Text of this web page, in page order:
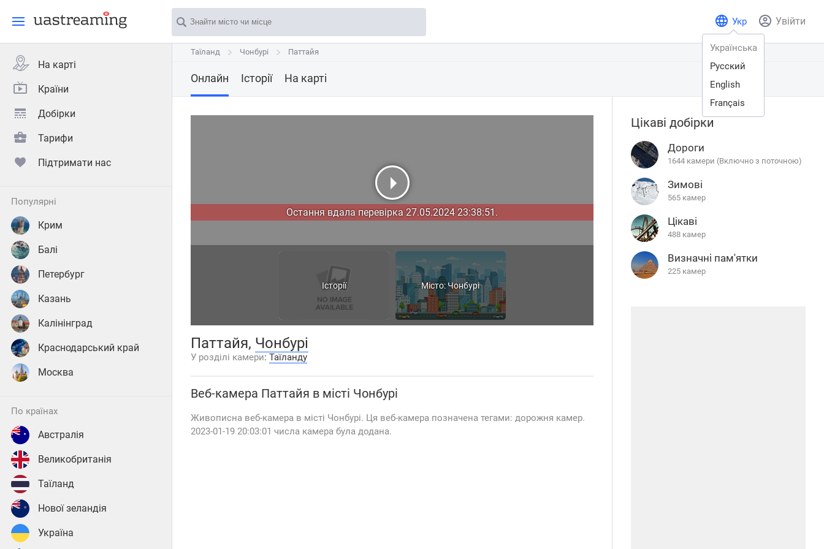
Увійти
Укр
Українська
Русский
English
Français
На карті
Країни
Добірки
Тарифи
Підтримати нас
популярні
Крим
Балі
Петербург
Казань
Калінінград
Краснодарський край
Москва
по країнах
Австралія
Великобританія
Таїланд
Нової зеландія
Україна
Таїланд Чонбурі Паттайя
Таїланд Чонбурі Паттайя
Онлайн Історії На карті
Остання вдала перевірка 27.05.2024 23:38:51.
Історії Місто: Чонбурі
Паттайя, Чонбурі
У розділі камери: Таїланду
Веб-камера Паттайя в місті Чонбурі
Живописна веб-камера в місті Чонбурі. Ця веб-камера позначена тегами: дорожня камер.
2023-01-19 20:03:01 числа камера була додана.
Цікаві добірки
Дороги
1644 камери (Включно з поточною)
Зимові
565 камер
Цікаві
488 камер
Визначні пам'ятки
225 камер